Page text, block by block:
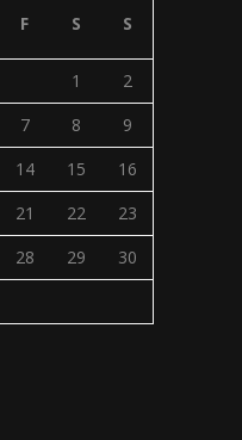
F S S
1
2
7 8
9
14 15
16
21 22
23
28 29
30